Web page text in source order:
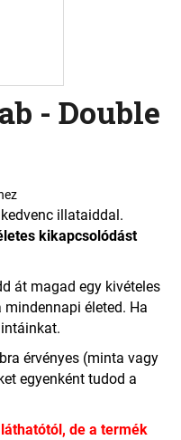
- Double
illataiddal.
kikapcsolódást
át magad egy kivételes
életed. Ha
érvényes (minta vagy
egyenként tudod a
de a termék